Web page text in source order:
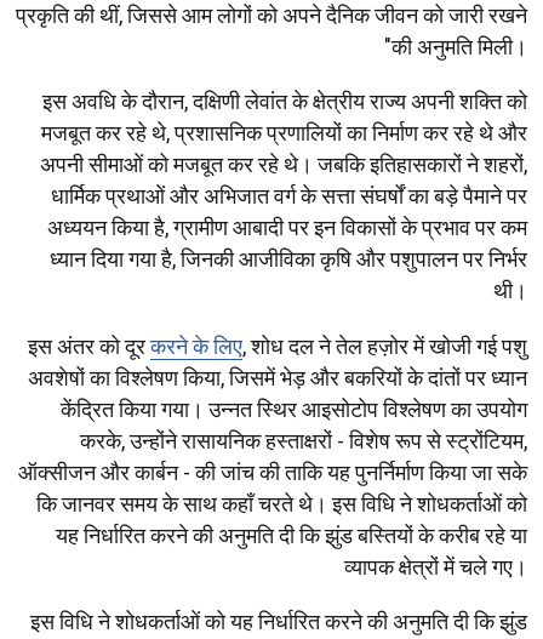
प्रकृति की थीं, जिससे आम लोगों को अपने दैनिक जीवन को जारी रखने
की अनुमति मिली।"
इस अवधि के दौरान, दक्षिणी लेवांत के क्षेत्रीय राज्य अपनी शक्ति को
मजबूत कर रहे थे, प्रशासनिक प्रणालियों का निर्माण कर रहे थे और
अपनी सीमाओं को मजबूत कर रहे थे। जबकि इतिहासकारों ने शहरों,
धार्मिक प्रथाओं और अभिजात वर्ग के सत्ता संघर्षों का बड़े पैमाने पर
अध्ययन किया है, ग्रामीण आबादी पर इन विकासों के प्रभाव पर कम
ध्यान दिया गया है, जिनकी आजीविका कृषि और पशुपालन पर निर्भर
थी।
इस अंतर को दूरकरने के लिए, शोध दल ने तेल हज़ोर में खोजी गई पशु
अवशेषों का विश्लेषण किया, जिसमें भेड़ और बकरियों के दांतों पर ध्यान
केंद्रित किया गया। उन्नत स्थिर आइसोटोप विश्लेषण का उपयोग
करके, उन्होंने रासायनिक हस्ताक्षरों - विशेष रूप से स्ट्रोंटियम,
ऑक्सीजन और कार्बन - की जांच की ताकि यह पुनर्निर्माण किया जा सके
कि जानवर समय के साथ कहाँ चरते थे। इस विधि ने शोधकर्ताओं को
यह निर्धारित करने की अनुमति दी कि झुंड बस्तियों के करीब रहे या
व्यापक क्षेत्रों में चले गए।
इस विधि ने शोधकर्ताओं को यह निर्धारित करने की अनुमति दी कि झुंड